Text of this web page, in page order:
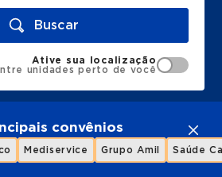
Buscar
Ative sua localização
unidades perto de você
convênios
Mediservice Grupo Amil Saúde